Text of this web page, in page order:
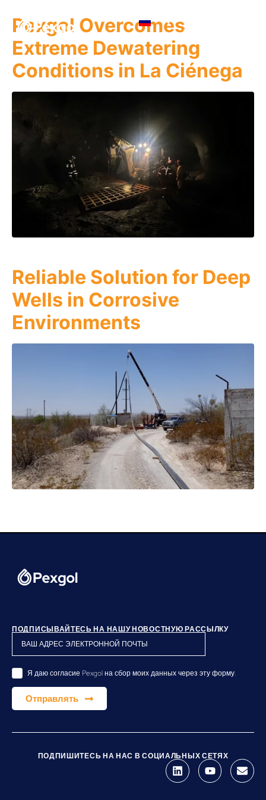
Pexgol Overcomes
Extreme Dewatering
Conditions in La Ciénega
Reliable Solution for Deep
Wells in Corrosive
Environments
ПОДПИСЫВАЙТЕСЬ НА НАШУ НОВОСТНУЮ РАССЫЛКУ
Я даю согласие Pexgol на сбор моих данных через эту форму.
Отправлять
ПОДПИШИТЕСЬ НА НАС В СОЦИАЛЬНЫХ СЕТЯХ